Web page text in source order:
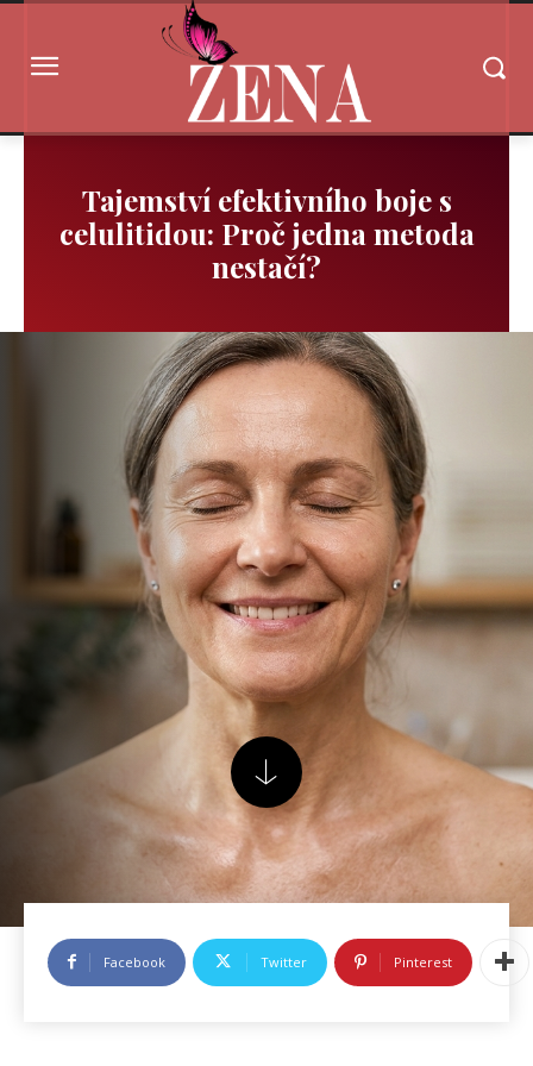
Tajemství efektivního boje s
celulitidou: Proč jedna metoda
nestačí?
Facebook Twitter Pinterest